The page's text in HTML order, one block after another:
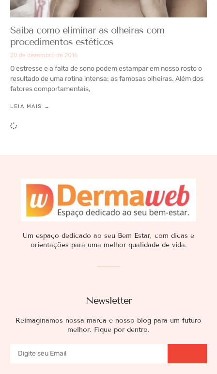
Saiba como eliminar as olheiras com
procedimentos estéticos
20 de dezembro de 2016
O estresse e a falta de sono podem estampar em nosso rosto o
resultado de uma rotina intensa: as famosas olheiras. Além dos
fatores comportamentais,
LEIA MAIS →
Newsletter
Reimaginamos nossa marca e nosso blog para um futuro
melhor. Fique por dentro.
Um espaço dedicado ao seu Bem Estar, com dicas e
orientações para uma melhor qualidade de vida.